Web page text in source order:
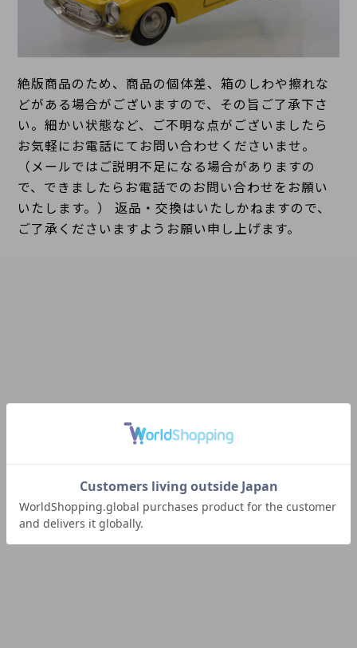
絶版商品のため、商品の個体差、箱のしわや擦れな
どがある場合がございますので、その旨ご了承下さ
い。細かい状態など、ご不明な点がございましたら
お気軽にお電話にてお問い合わせくださいませ。
（メールではご説明不足になる場合がありますの
で、できましたらお電話でのお問い合わせをお願い
いたします。） 返品・交換はいたしかねますので、
ご了承くださいますようお願い申し上げます。